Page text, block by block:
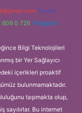
Teams:
606 0 726 Telegram:
Bilgi Teknolojileri
bir Yer Sağlayıcı
içerikleri proaktif
bulunmamaktadır.
taşımakta olup,
sayılırlar. Bu internet